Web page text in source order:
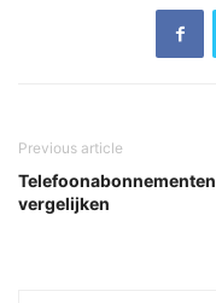
Previous article
Telefoonabonnementen
vergelijken